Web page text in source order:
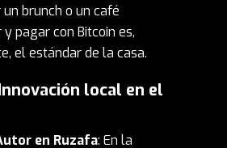
brunch o un café
pagar con Bitcoin es,
el estándar de la casa.
local en el
en Ruzafa: En la